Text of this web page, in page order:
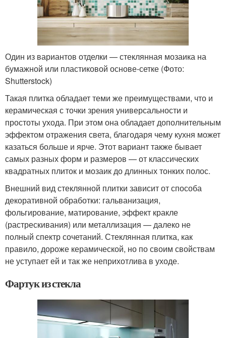
Один из вариантов отделки — стеклянная мозаика на
бумажной или пластиковой основе-сетке (Фото:
Shutterstock)
Такая плитка обладает теми же преимуществами, что и
керамическая с точки зрения универсальности и
простоты ухода. При этом она обладает дополнительным
эффектом отражения света, благодаря чему кухня может
казаться больше и ярче. Этот вариант также бывает
самых разных форм и размеров — от классических
квадратных плиток и мозаик до длинных тонких полос.
Внешний вид стеклянной плитки зависит от способа
декоративной обработки: гальванизация,
фольгирование, матирование, эффект кракле
(растрескивания) или металлизация — далеко не
полный спектр сочетаний. Стеклянная плитка, как
правило, дороже керамической, но по своим свойствам
не уступает ей и так же неприхотлива в уходе.
Фартук из стекла